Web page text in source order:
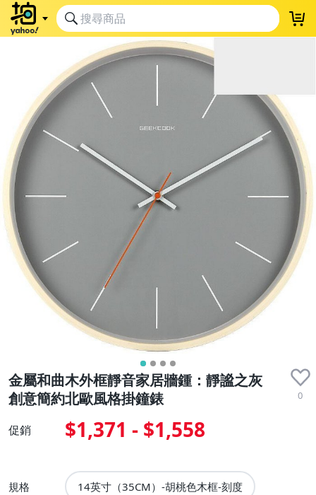
金屬和曲木外框靜音家居牆鍾：靜謐之灰
創意簡約北歐風格掛鐘錶
0
促銷 $1,371 - $1,558
規格 14英寸（35CM）-胡桃色木框-刻度